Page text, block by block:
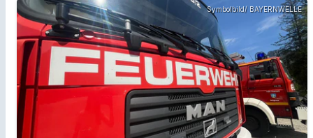
Symbolbild/ BAYERNWELLE